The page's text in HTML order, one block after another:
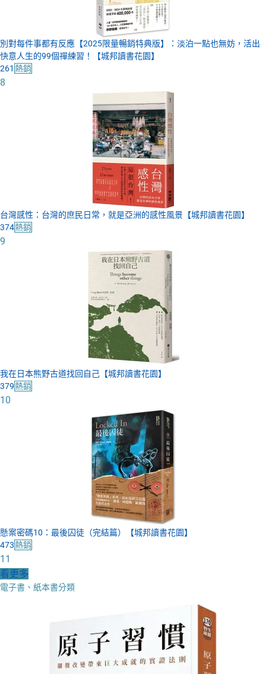
別對每件事都有反應【2025限量暢銷特典版】：淡泊一點也無妨，活出
快意人生的99個禪練習！【城邦讀書花園】
261 熱銷
8
台灣感性：台灣的庶民日常，就是亞洲的感性風景【城邦讀書花園】
374熱銷
9
我在日本熊野古道找回自己【城邦讀書花園】
379熱銷
10
懸案密碼10：最後囚徒（完結篇）【城邦讀書花園】
473熱銷
11
看更多
電子書、紙本書分類